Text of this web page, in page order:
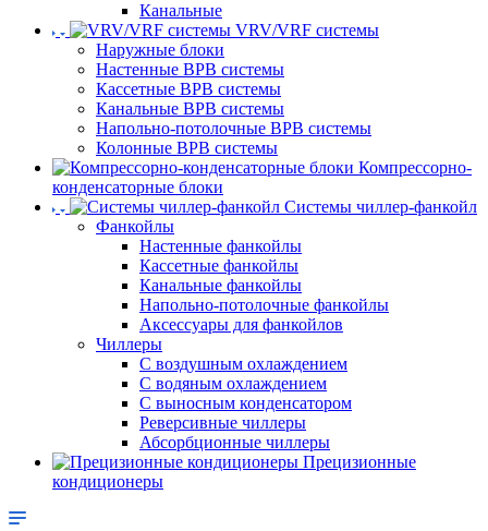
Канальные
VRV/VRF системы
Наружные блоки
Настенные ВРВ системы
Кассетные ВРВ системы
Канальные ВРВ системы
Напольно-потолочные ВРВ системы
Колонные ВРВ системы
Компрессорно-
конденсаторные блоки
Системы чиллер-фанкойл
Фанкойлы
Настенные фанкойлы
Кассетные фанкойлы
Канальные фанкойлы
Напольно-потолочные фанкойлы
Аксессуары для фанкойлов
Чиллеры
С воздушным охлаждением
С водяным охлаждением
С выносным конденсатором
Реверсивные чиллеры
Абсорбционные чиллеры
Прецизионные
кондиционеры